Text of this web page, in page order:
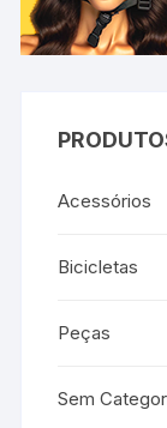
Acessórios
Bicicletas
Peças
Sem